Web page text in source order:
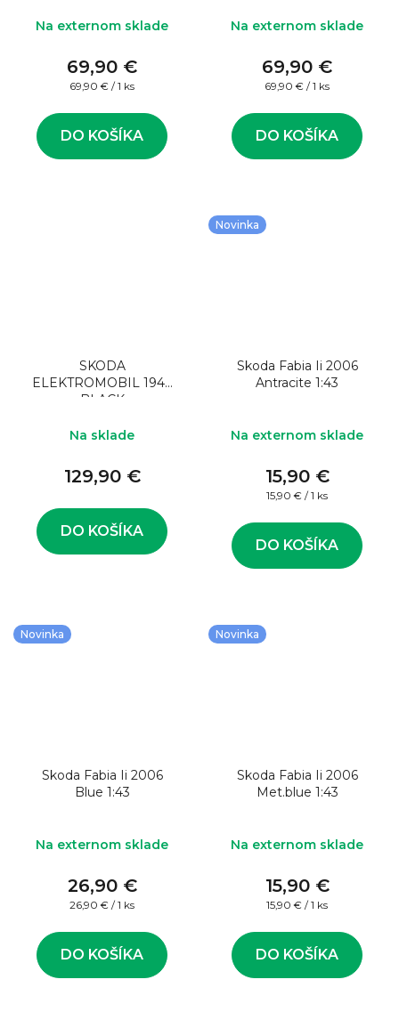
Na externom sklade
69,90 €
Jednotková
69,90 € / 1 ks
DO KOŠÍKA
Na externom sklade
69,90 €
Jednotková
69,90 € / 1 ks
DO KOŠÍKA
SKODA
ELEKTROMOBIL 1944
BLACK
Na sklade
129,90 €
DO KOŠÍKA
Novinka
Skoda Fabia Ii 2006
Antracite 1:43
Na externom sklade
15,90 €
Jednotková
15,90 € / 1 ks
DO KOŠÍKA
Novinka
Skoda Fabia Ii 2006
Blue 1:43
Na externom sklade
26,90 €
Jednotková
26,90 € / 1 ks
DO KOŠÍKA
Novinka
Skoda Fabia Ii 2006
Met.blue 1:43
Na externom sklade
15,90 €
Jednotková
15,90 € / 1 ks
DO KOŠÍKA